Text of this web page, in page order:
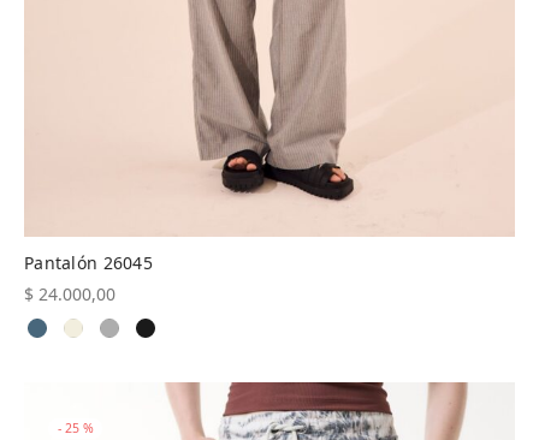
Pantalón 26045
$ 24.000,00
- 25 %